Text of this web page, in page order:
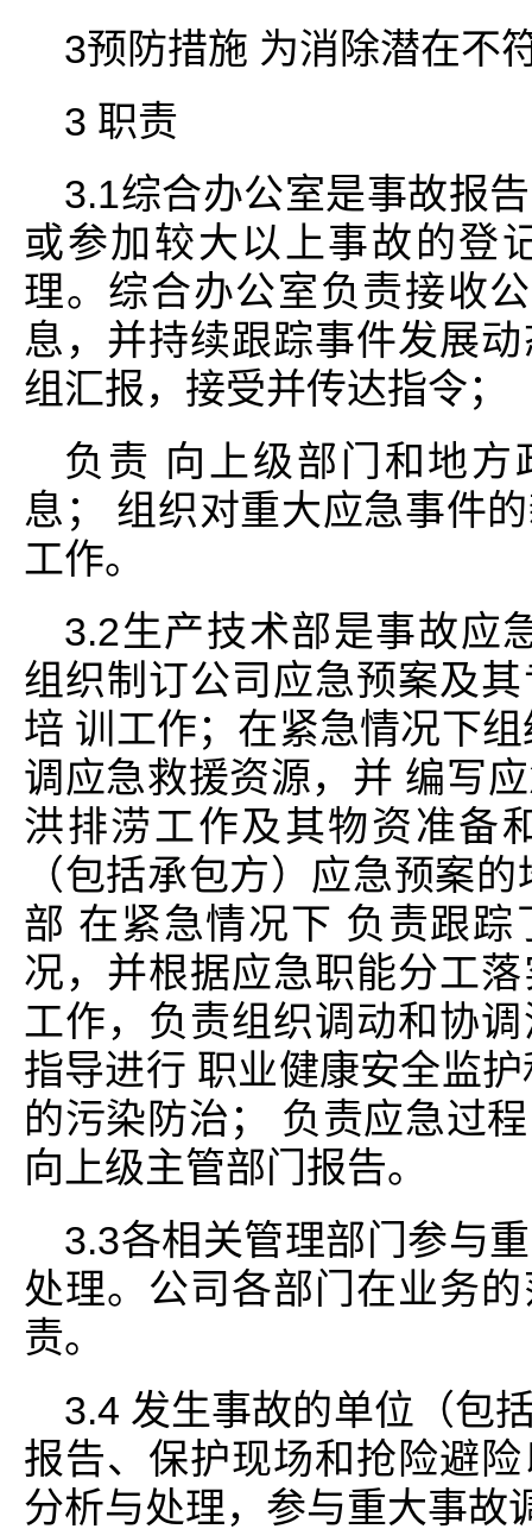
3预防措施 为消除潜在不
3 职责
3.1综合办公室是事故报
或参加较大以上事故的登
理。综合办公室负责接收
息，并持续跟踪事件发展
组汇报，接受并传达指令；
负责 向上级部门和地
息； 组织对重大应急事件
工作。
3.2生产技术部是事故应
组织制订公司应急预案及
培 训工作；在紧急情况下
调应急救援资源，并 编写
洪排涝工作及其物资准备
（包括承包方）应急预案
部 在紧急情况下 负责跟
况，并根据应急职能分工
工作，负责组织调动和协
指导进行 职业健康安全监
的污染防治； 负责应急过
向上级主管部门报告。
3.3各相关管理部门参与
处理。公司各部门在业务
责。
3.4 发生事故的单位（包
报告、保护现场和抢险避
分析与处理，参与重大事故